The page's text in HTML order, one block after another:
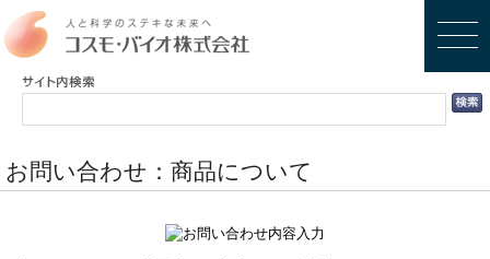
お問い合わせ：商品について